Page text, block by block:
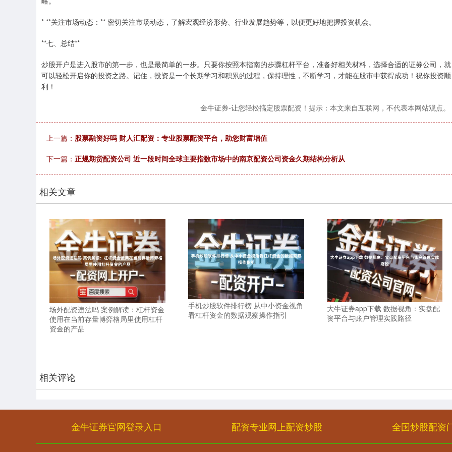
* **关注市场动态：** 密切关注市场动态，了解宏观经济形势、行业发展趋势等，以便更好地把握投资机会。
**七、总结**
炒股开户是进入股市的第一步，也是最简单的一步。只要你按照本指南的步骤杠杆平台，准备好相关材料，选择合适的证券公司，就
可以轻松开启你的投资之路。记住，投资是一个长期学习和积累的过程，保持理性，不断学习，才能在股市中获得成功！祝你投资顺
利！
金牛证券-让您轻松搞定股票配资！提示：本文来自互联网，不代表本网站观点。
上一篇： 股票融资好吗 财人汇配资：专业股票配资平台，助您财富增值
下一篇： 正规期货配资公司 近一段时间全球主要指数市场中的南京配资公司资金久期结构分析从
相关文章
场外配资违法吗 案例解读：杠杆资金
使用在当前存量博弈格局里使用杠杆
资金的产品
手机炒股软件排行榜 从中小资金视角
看杠杆资金的数据观察操作指引
大牛证券app下载 数据视角：实盘配
资平台与账户管理实践路径
相关评论
金牛证券官网登录入口 配资专业网上配资炒股 全国炒股配资